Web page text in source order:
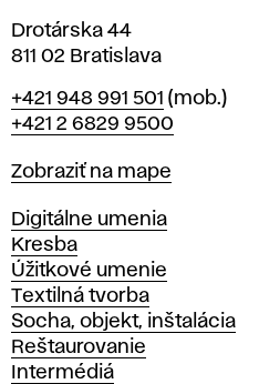
Drotárska 44
811 02 Bratislava
Telefón
+421 948 991 501 (mob.)
+421 2 6829 9500
Mapa
Zobraziť na mape
Katedry
Digitálne umenia
Kresba
Úžitkové umenie
Textilná tvorba
Socha, objekt, inštalácia
Reštaurovanie
Intermédiá